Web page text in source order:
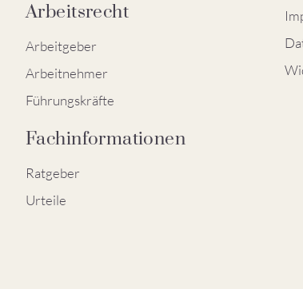
Arbeitsrecht
Arbeitgeber
Arbeitnehmer
Führungskräfte
Fachinformationen
Ratgeber
Urteile